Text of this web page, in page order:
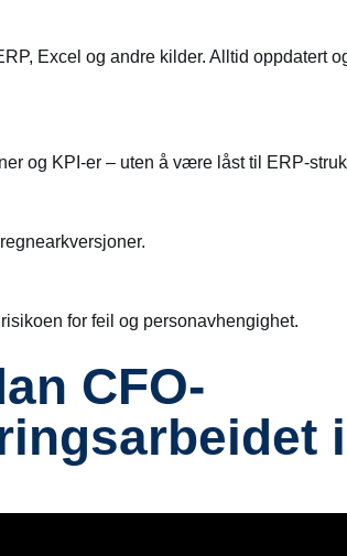
Excel og andre kilder. Alltid oppdatert
og KPI-er – uten å være låst til ERP-
for feil og personavhengighet.
CFO-
i